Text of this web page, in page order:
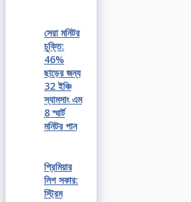
সেরা মনিটর
চুক্তি:
46%
ছাড়ের জন্য
32 ইঞ্চি
স্যামসাং এম
8 স্মার্ট
মনিটর পান
প্রিমিয়ার
লিগ সকার:
স্ট্রিম